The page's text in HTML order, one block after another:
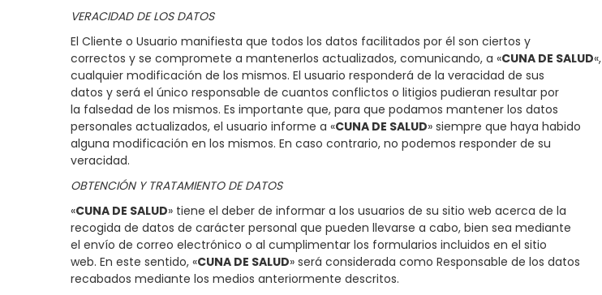
VERACIDAD DE LOS DATOS
El Cliente o Usuario manifiesta que todos los datos facilitados por él son ciertos y
correctos y se compromete a mantenerlos actualizados, comunicando, a «CUNA DE SALUD«,
cualquier modificación de los mismos. El usuario responderá de la veracidad de sus
datos y será el único responsable de cuantos conflictos o litigios pudieran resultar por
la falsedad de los mismos. Es importante que, para que podamos mantener los datos
personales actualizados, el usuario informe a «CUNA DE SALUD» siempre que haya habido
alguna modificación en los mismos. En caso contrario, no podemos responder de su
veracidad.
OBTENCIÓN Y TRATAMIENTO DE DATOS
«CUNA DE SALUD» tiene el deber de informar a los usuarios de su sitio web acerca de la
recogida de datos de carácter personal que pueden llevarse a cabo, bien sea mediante
el envío de correo electrónico o al cumplimentar los formularios incluidos en el sitio
web. En este sentido, «CUNA DE SALUD» será considerada como Responsable de los datos
recabados mediante los medios anteriormente descritos.